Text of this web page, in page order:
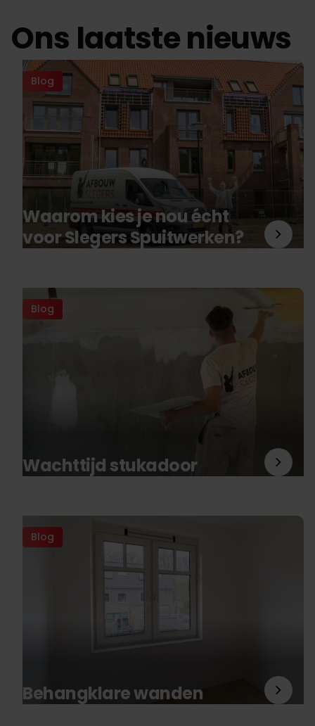
Ons laatste nieuws
Blog
Waarom kies je nou écht
voor Slegers Spuitwerken?
Blog
Wachttijd stukadoor
Blog
Behangklare wanden